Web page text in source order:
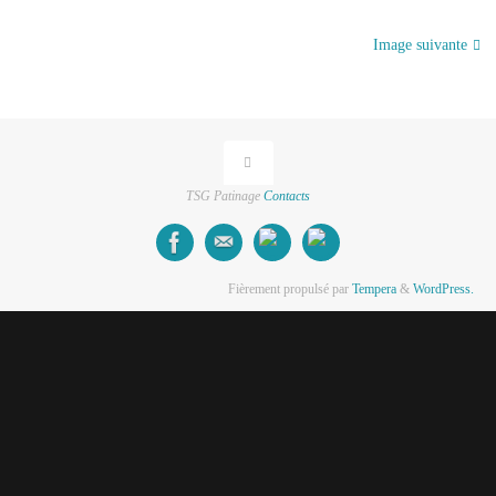
Image suivante
TSG Patinage Contacts
Fièrement propulsé par Tempera & WordPress.